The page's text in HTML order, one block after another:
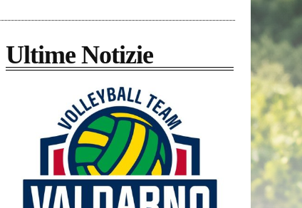
Ultime Notizie